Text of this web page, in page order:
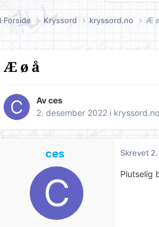
Forside Kryssord kryssord.no Æ
Æ ø å
Avces
2. desember 2022 i kryssord.no
ces Skrevet
Plutselig